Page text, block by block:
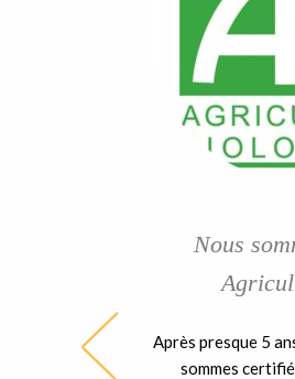
Nous
Après presque 5
sommes